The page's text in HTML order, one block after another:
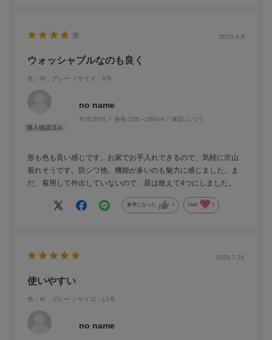
2025.9.9
ウォッシャブルなのも良く
色：Ｍ．グレー ／サイズ：9号
no name
年代:50代 身長:156～160cm 体型: ふつう
形も色も良い感じです。お家でお手入れできるので、気軽に沢山
着れそうです。防シワ他、機能が多いのも魅力に感じました。ま
だ、着用して外出していないので、星は敢えて4つにしました。
参考になった 0 Like! 0
2025.7.26
使いやすい
色：Ｍ．グレー ／サイズ：11号
no name